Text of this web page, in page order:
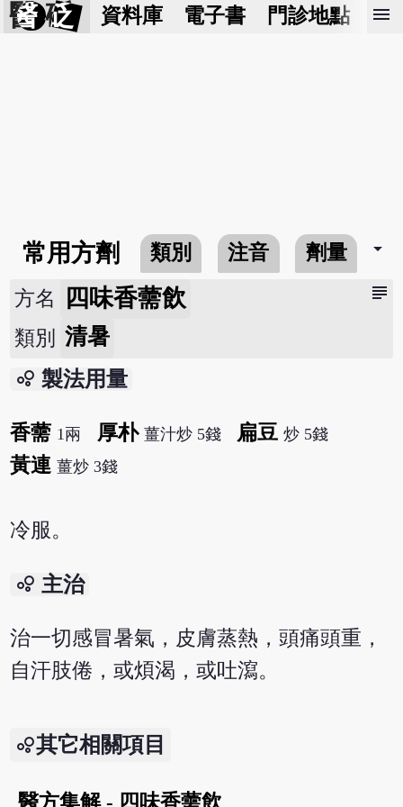
醫 砭 資料庫 電子書 門診地點 預
menu
常用方劑 類別 注音 劑量 arrow_drop_down
subject
方名 四味香薷飲
類別 清暑
bubble_chart 製法用量
香薷 1兩 厚朴 薑汁炒 5錢 扁豆 炒 5錢
黃連 薑炒 3錢
冷服。
bubble_chart 主治
治一切感冒暑氣，皮膚蒸熱，頭痛頭重，
自汗肢倦，或煩渴，或吐瀉。
其它相關項目
醫方集解 - 四味香薷飲